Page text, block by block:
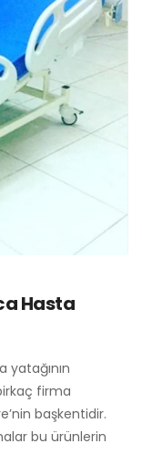
Hasta
yatağının
firma
başkentidir.
bu ürünlerin